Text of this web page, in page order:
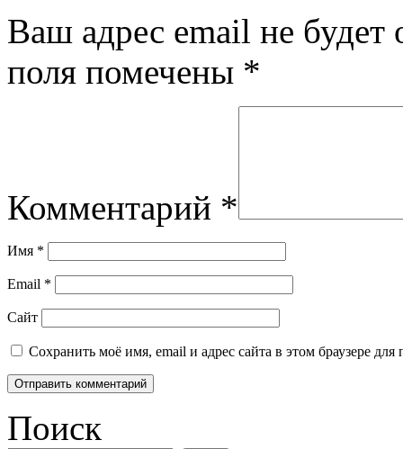
Ваш адрес email не будет
поля помечены *
Комментарий *
Имя *
Email *
Сайт
Сохранить моё имя, email и адрес сайта в этом браузере
Поиск